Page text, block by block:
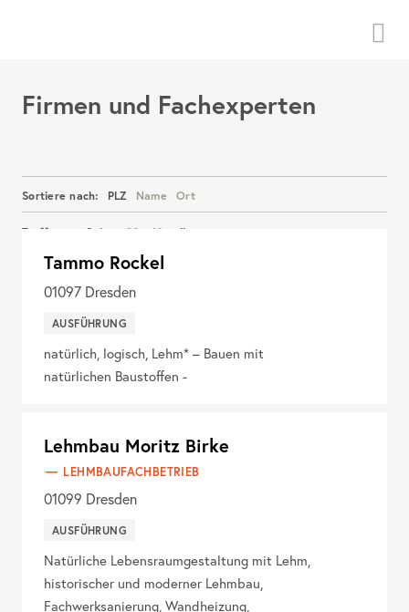
Firmen und Fachexperten
Sortiere nach: PLZ Name Ort
Treffer pro Seite: 20 40 alle
Details anzeigen
Tammo Rockel
01097 Dresden
AUSFÜHRUNG
natürlich, logisch, Lehm* – Bauen mit
natürlichen Baustoffen -
Lehmbau Moritz Birke
LEHMBAUFACHBETRIEB
01099 Dresden
AUSFÜHRUNG
Natürliche Lebensraumgestaltung mit Lehm,
historischer und moderner Lehmbau,
Fachwerksanierung, Wandheizung,